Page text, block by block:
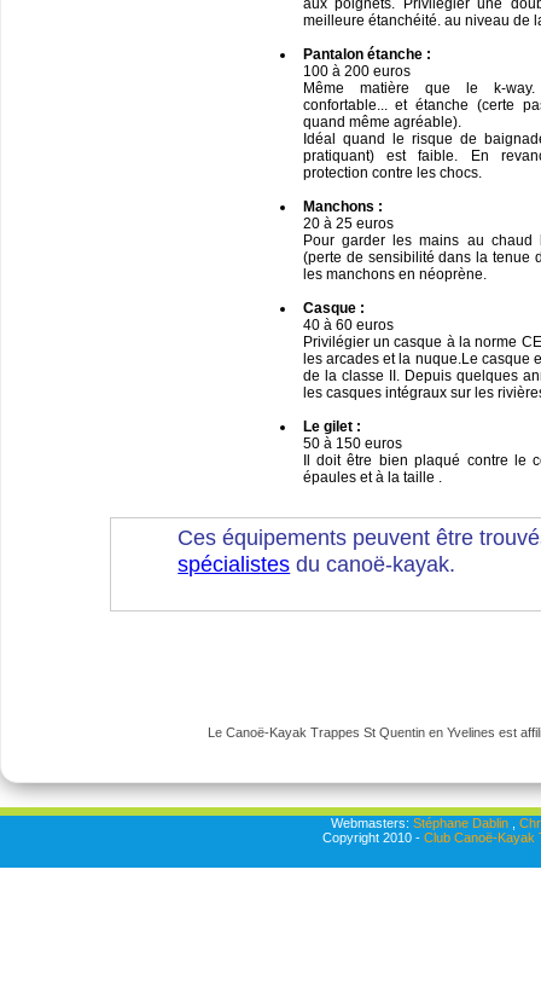
aux poignets. Privilégier une
meilleure étanchéité. au niveau de
Pantalon étanche :
100 à 200 euros
Même matière que le k-
confortable... et étanche (certe
quand même agréable).
Idéal quand le risque de
pratiquant) est faible. En
protection contre les chocs.
Manchons :
20 à 25 euros
Pour garder les mains au chaud
(perte de sensibilité dans la tenue
les manchons en néoprène.
Casque :
40 à 60 euros
Privilégier un casque à la norme
les arcades et la nuque.Le casque
de la classe II. Depuis quelques
les casques intégraux sur les
Le gilet :
50 à 150 euros
Il doit être bien plaqué contre le
épaules et à la taille .
Ces équipements peuvent être
spécialistes du canoë-kayak.
Le Canoë-Kayak Trappes St Quentin en Yvelines est
Webmasters: Stéphane Dablin,
Copyright 2010 - Club Canoë-Kayak